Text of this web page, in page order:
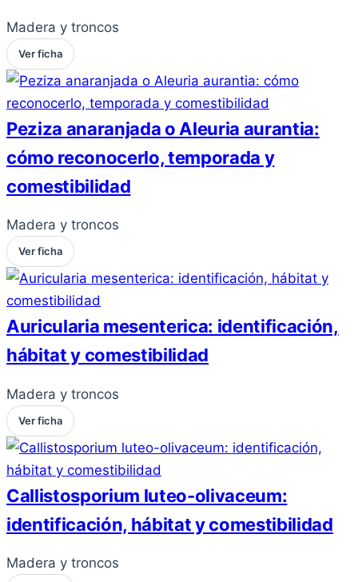
Madera y troncos
Ver ficha
Peziza anaranjada o Aleuria aurantia:
cómo reconocerlo, temporada y
comestibilidad
Madera y troncos
Ver ficha
Auricularia mesenterica: identificación,
hábitat y comestibilidad
Madera y troncos
Ver ficha
Callistosporium luteo-olivaceum:
identificación, hábitat y comestibilidad
Madera y troncos